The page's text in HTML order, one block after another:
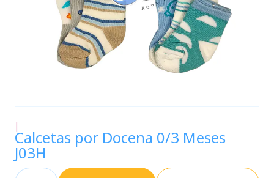
|
Calcetas por Docena 0/3 Meses
J03H